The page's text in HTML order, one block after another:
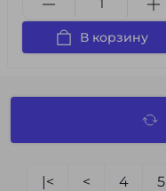
В корзину
|< < 4 5